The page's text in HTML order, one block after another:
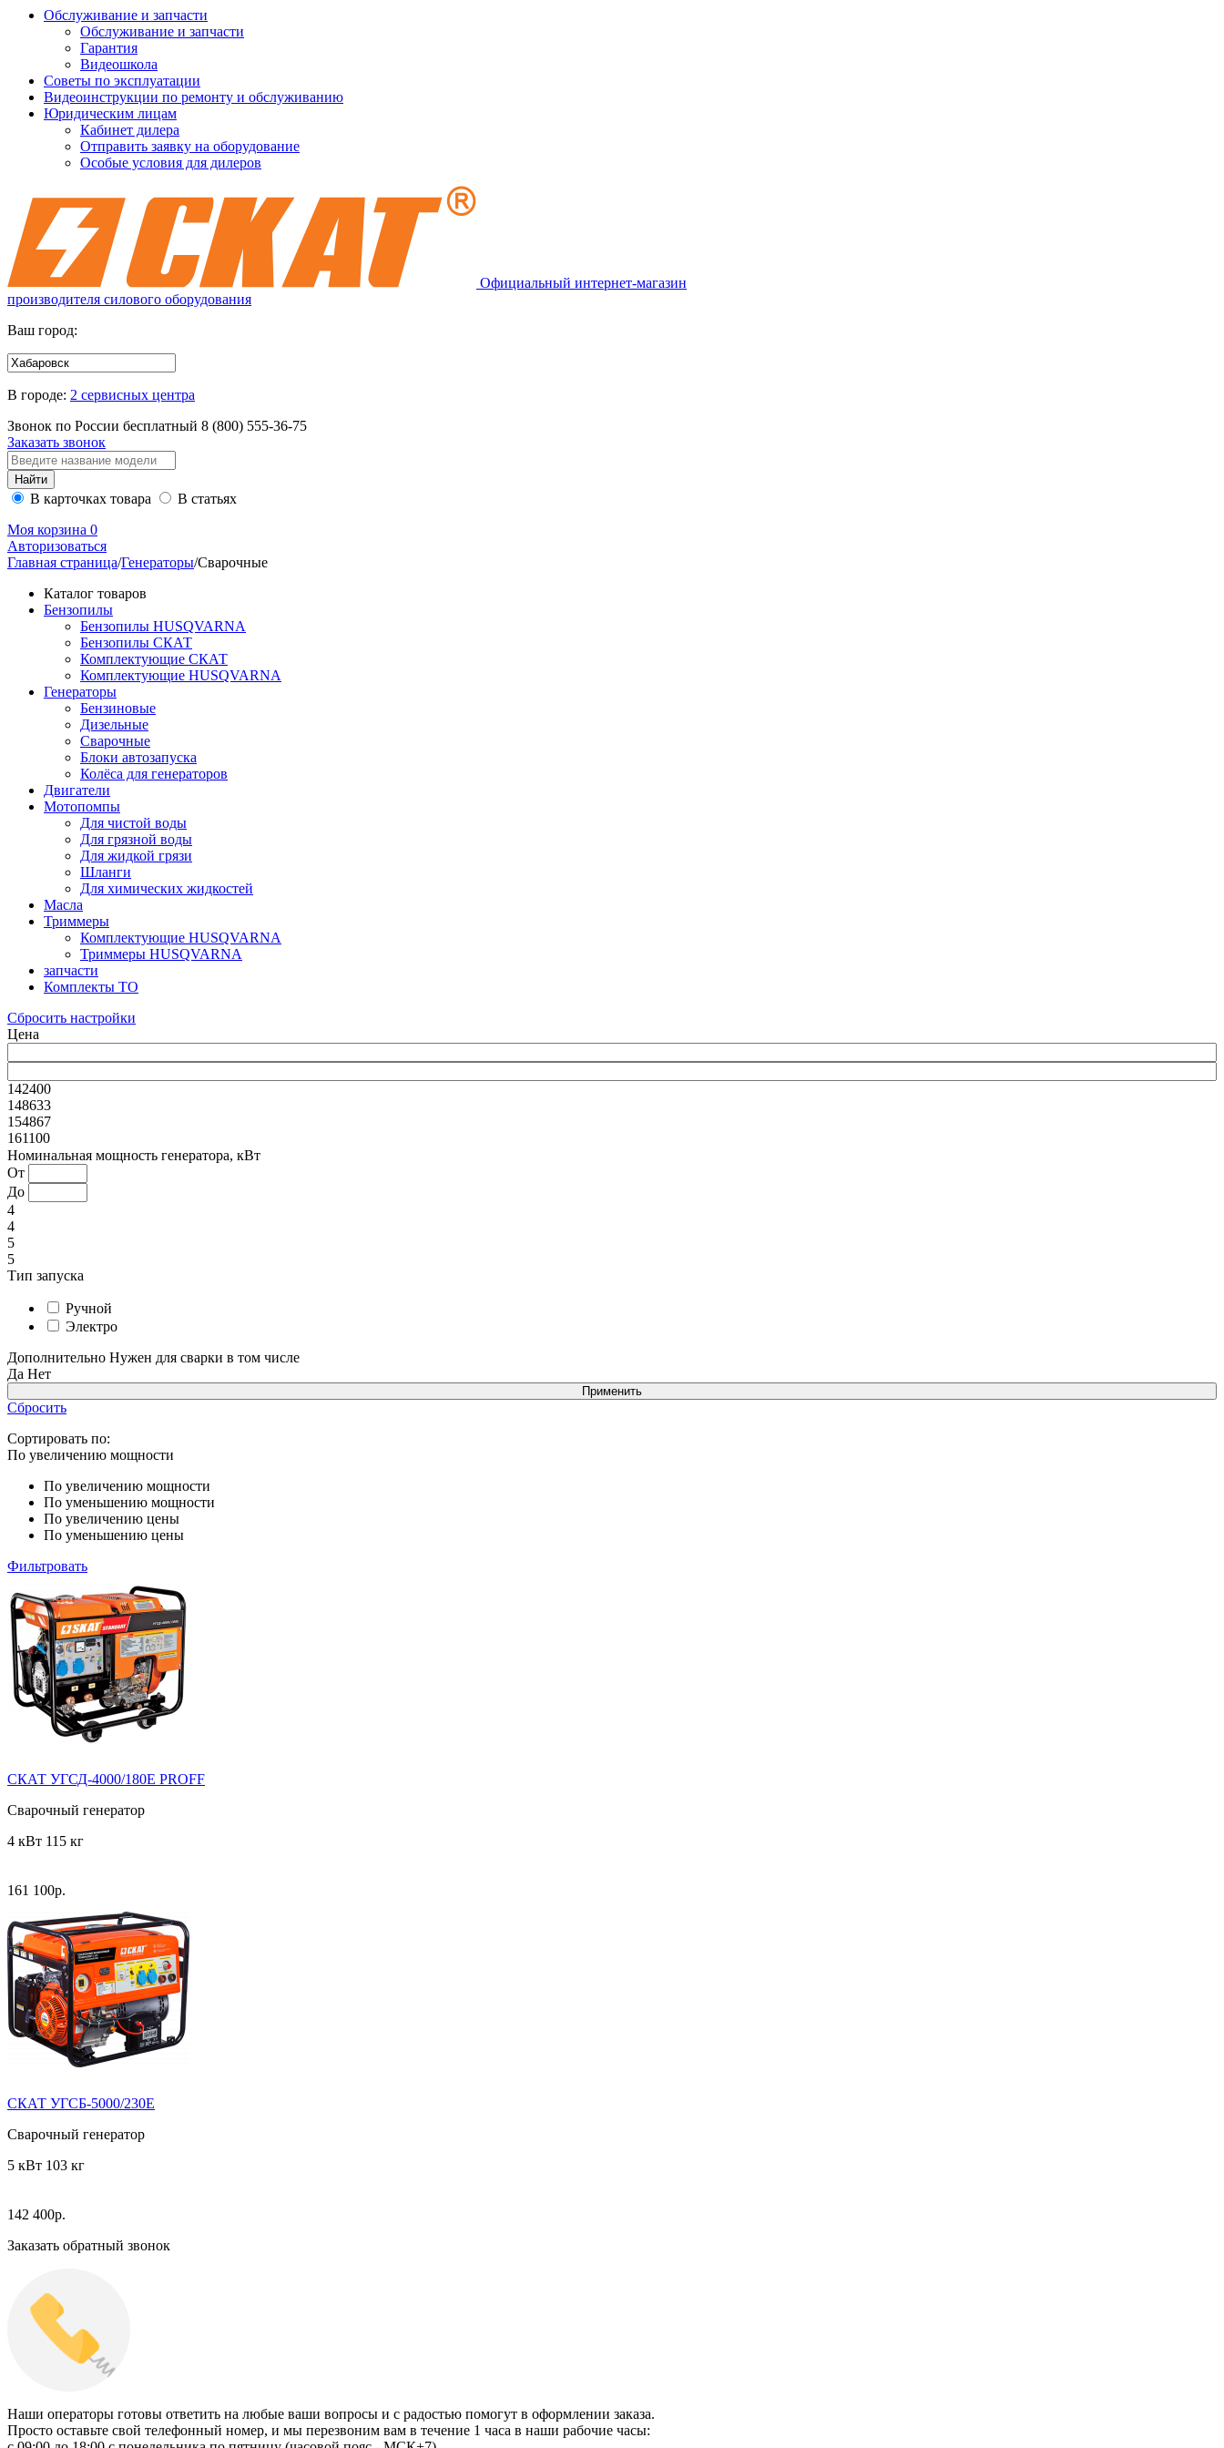
Обслуживание и запчасти
Обслуживание и запчасти
Гарантия
Видеошкола
Советы по эксплуатации
Видеоинструкции по ремонту и обслуживанию
Юридическим лицам
Кабинет дилера
Отправить заявку на оборудование
Особые условия для дилеров
Официальный интернет-магазин
производителя силового оборудования
Ваш город:
В городе: 2 сервисных центра
Звонок по России бесплатный 8 (800) 555-36-75
Заказать звонок
В карточках товара
В статьях
Моя корзина 0
Авторизоваться
Главная страница/Генераторы/Сварочные
Каталог товаров
Бензопилы
Бензопилы HUSQVARNA
Бензопилы СКАТ
Комплектующие СКАТ
Комплектующие HUSQVARNA
Генераторы
Бензиновые
Дизельные
Сварочные
Блоки автозапуска
Колёса для генераторов
Двигатели
Мотопомпы
Для чистой воды
Для грязной воды
Для жидкой грязи
Шланги
Для химических жидкостей
Масла
Триммеры
Комплектующие HUSQVARNA
Триммеры HUSQVARNA
запчасти
Комплекты ТО
Сбросить настройки
Цена
142400
148633
154867
161100
Номинальная мощность генератора, кВт
От
До
4
4
5
5
Тип запуска
Ручной
Электро
Дополнительно Нужен для сварки в том числе
Да Нет
Сбросить
Сортировать по:
По увеличению мощности
По увеличению мощности
По уменьшению мощности
По увеличению цены
По уменьшению цены
Фильтровать
СКАТ УГСД-4000/180Е PROFF
Сварочный генератор
4 кВт 115 кг
161 100р.
СКАТ УГСБ-5000/230Е
Сварочный генератор
5 кВт 103 кг
142 400р.
Заказать обратный звонок
Наши операторы готовы ответить на любые ваши вопросы и с радостью помогут в оформлении заказа.
Просто оставьте свой телефонный номер, и мы перезвоним вам в течение 1 часа в наши рабочие часы: